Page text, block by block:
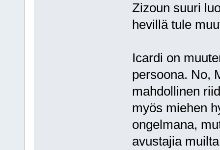
Zizoun suuri
hevillä tule
Icardi on
persoona. No,
mahdollinen
myös miehen
ongelmana,
avustajia